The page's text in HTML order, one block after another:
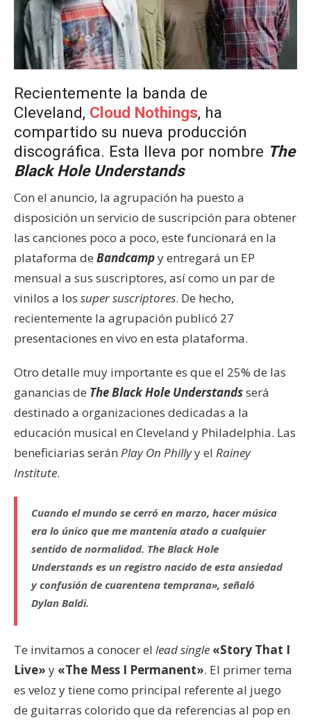
Recientemente la banda de
Cleveland, Cloud Nothings, ha
compartido su nueva producción
discográfica. Esta lleva por nombre The
Black Hole Understands
Con el anuncio, la agrupación ha puesto a
disposición un servicio de suscripción para obtener
las canciones poco a poco, este funcionará en la
plataforma de Bandcampy entregará un EP
mensual a sus suscriptores, así como un par de
vinilos a los super suscriptores. De hecho,
recientemente la agrupación publicó 27
presentaciones en vivo en esta plataforma.
Otro detalle muy importante es que el 25% de las
ganancias de The Black Hole Understandsserá
destinado a organizaciones dedicadas a la
educación musical en Cleveland y Philadelphia. Las
beneficiarias serán Play On Phillyy el Rainey
Institute.
Cuando el mundo se cerró en marzo, hacer música
era lo único que me mantenía atado a cualquier
sentido de normalidad. The Black Hole
Understands es un registro nacido de esta ansiedad
y confusión de cuarentena temprana», señaló
Dylan Baldi.
Te invitamos a conocer el lead single «Story That I
Live» y «The Mess I Permanent». El primer tema
es veloz y tiene como principal referente al juego
de guitarras colorido que da referencias al pop en